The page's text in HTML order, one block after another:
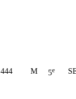
444 M 5e